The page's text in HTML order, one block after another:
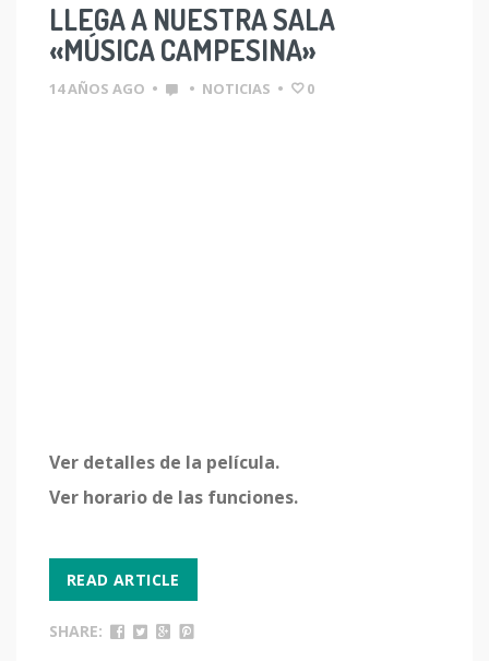
LLEGA A NUESTRA SALA
«MÚSICA CAMPESINA»
14 AÑOS AGO • • NOTICIAS • 0
Ver detalles de la película.
Ver horario de las funciones.
READ ARTICLE
SHARE: